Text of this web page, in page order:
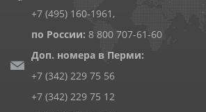
+7 (495) 160-1961 ,
по России: 8 800 707-61-60
Доп. номера в Перми:
+7 (342) 229 75 56
+7 (342) 229 75 12